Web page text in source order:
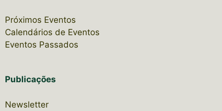
Próximos Eventos
Calendários de Eventos
Eventos Passados
Publicações
Newsletter